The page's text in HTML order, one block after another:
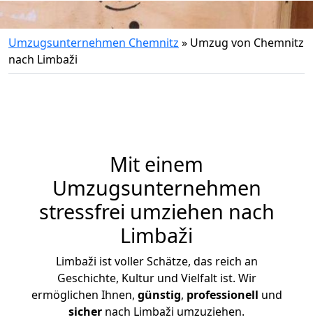
Umzugsunternehmen Chemnitz » Umzug von Chemnitz
nach Limbaži
Mit einem
Umzugsunternehmen
stressfrei umziehen nach
Limbaži
Limbaži ist voller Schätze, das reich an
Geschichte, Kultur und Vielfalt ist. Wir
ermöglichen Ihnen, günstig, professionell und
sicher nach Limbaži umzuziehen.